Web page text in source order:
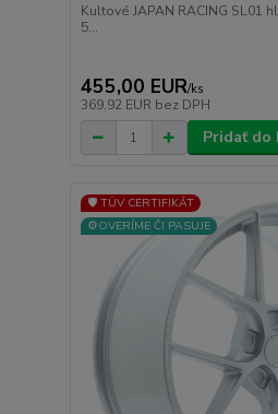
Kultové JAPAN RACING SL01
5...
455,00 EUR/ks
369,92 EUR bez DPH
Pridať do
🛡️ TÜV CERTIFIKÁT
⚙️OVERÍME ČI PASUJE